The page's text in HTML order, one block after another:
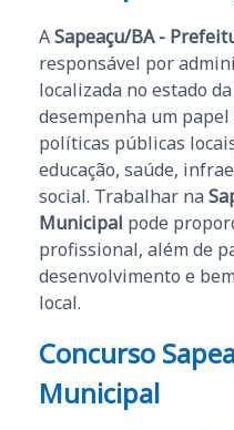
ASapeaçu/BA -
responsável por
localizada no estado
desempenha um
políticas públicas
educação, saúde,
social. Trabalhar na
Municipal pode
profissional, além de
desenvolvimento e
local.
Concurso
Municipal